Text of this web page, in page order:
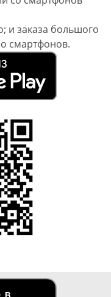
и заказа большого
смартфонов.